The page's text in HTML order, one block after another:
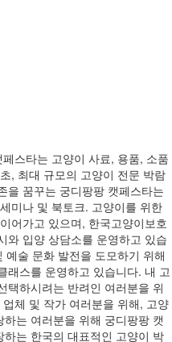
스타는 고양이 사료, 용품, 소품
, 최대 규모의 고양이 전문 박람
을 꿈꾸는 궁디팡팡 캣페스타는
미나 및 북토크. 고양이를 위한
어가고 있으며, 한국고양이보호
와 입양 상담소를 운영하고 있습
술 문화 발전을 도모하기 위해
래스를 운영하고 있습니다. 내 고
택하시려는 반려인 여러분을 위
체 및 작가 여러분을 위해, 고양
는 여러분을 위해 궁디팡팡 캣
는 한국의 대표적인 고양이 박